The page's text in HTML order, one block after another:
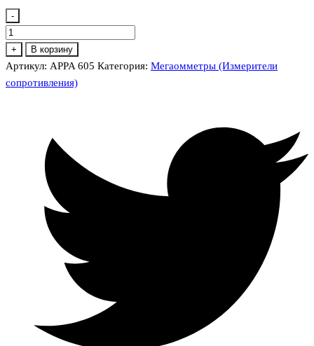
-
Количество
товара
APPA
605
+ В корзину
Артикул: APPA 605 Категория: Мегаомметры (Измерители
сопротивления)